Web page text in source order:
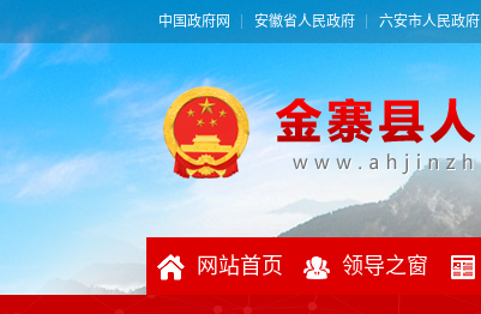
中国政府网 安徽省人民政府 六安市人民政府
网站首页 领导之窗